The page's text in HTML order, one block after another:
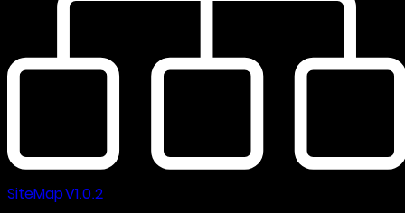
SiteMap V1.0.2